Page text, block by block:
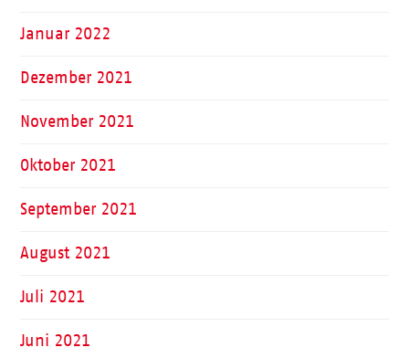
Januar 2022
Dezember 2021
November 2021
Oktober 2021
September 2021
August 2021
Juli 2021
Juni 2021